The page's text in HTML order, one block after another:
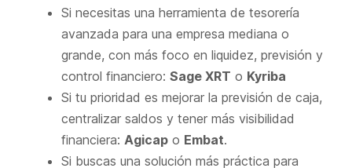
Si necesitas una herramienta de tesorería
avanzada para una empresa mediana o
grande, con más foco en liquidez, previsión y
control financiero: Sage XRT o Kyriba
Si tu prioridad es mejorar la previsión de caja,
centralizar saldos y tener más visibilidad
financiera: Agicap o Embat.
Si buscas una solución más práctica para